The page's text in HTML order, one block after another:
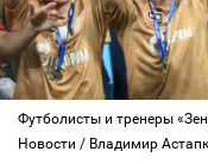
Футболисты и тренеры
Новости / Владимир